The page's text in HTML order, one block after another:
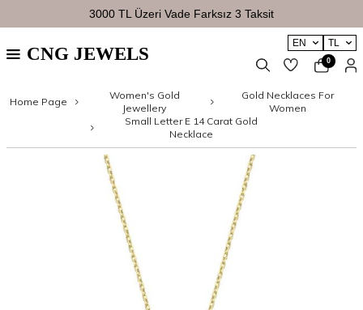
3000 TL Üzeri Vade Farksız 3 Taksit
EN TL
CNG JEWELS 0
Home Page
Women's Gold
Jewellery
Gold Necklaces For
Women
Small Letter E 14 Carat Gold
Necklace